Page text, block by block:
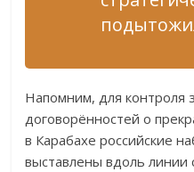
Напомним, для контроля
договорённостей о
в Карабахе российские
выставлены вдоль линии